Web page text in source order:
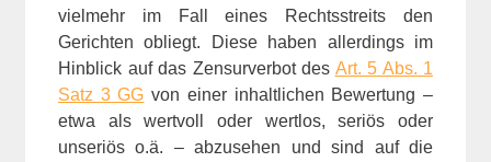
vielmehr im Fall eines Rechtsstreits den
Gerichten obliegt. Diese haben allerdings im
Hinblick auf das Zensurverbot des Art. 5 Abs. 1
Satz 3 GG von einer inhaltlichen Bewertung –
etwa als wertvoll oder wertlos, seriös oder
unseriös o.ä. – abzusehen und sind auf die